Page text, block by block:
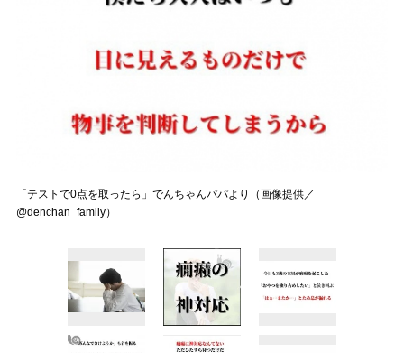
「テストで0点を取ったら」でんちゃんパパより（画像提供／
@denchan_family）